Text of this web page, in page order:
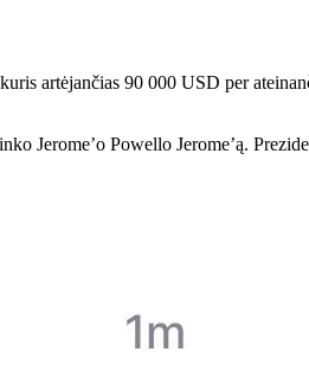
artėjančias 90 000 USD per
Jerome’o Powello Jerome’ą.